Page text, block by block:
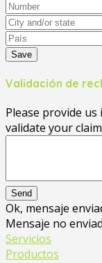
Save
Validación de
Please provide
validate your
Send
Ok, mensaje
Mensaje no
Servicios
Productos